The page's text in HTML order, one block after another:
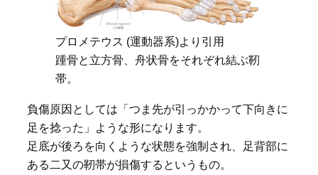
プロメテウス (運動器系)より引用
踵骨と立方骨、舟状骨をそれぞれ結ぶ靭
帯。
負傷原因としては「つま先が引っかかって下向きに
足を捻った」ような形になります。
足底が後ろを向くような状態を強制され、足背部に
ある二又の靭帯が損傷するというもの。